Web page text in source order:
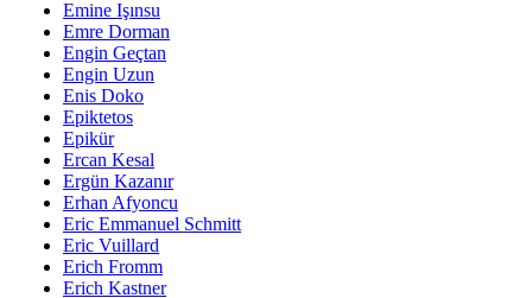
Emine Işınsu
Emre Dorman
Engin Geçtan
Engin Uzun
Enis Doko
Epiktetos
Epikür
Ercan Kesal
Ergün Kazanır
Erhan Afyoncu
Eric Emmanuel Schmitt
Eric Vuillard
Erich Fromm
Erich Kastner